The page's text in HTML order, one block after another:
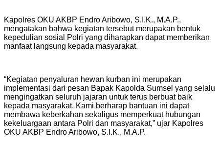
Kapolres OKU AKBP Endro Aribowo, S.I.K., M.A.P.,
mengatakan bahwa kegiatan tersebut merupakan bentuk
kepedulian sosial Polri yang diharapkan dapat memberikan
manfaat langsung kepada masyarakat.
“Kegiatan penyaluran hewan kurban ini merupakan
implementasi dari pesan Bapak Kapolda Sumsel yang selalu
mengingatkan seluruh jajaran untuk terus berbuat baik
kepada masyarakat. Kami berharap bantuan ini dapat
membawa keberkahan sekaligus memperkuat hubungan
kekeluargaan antara Polri dan masyarakat,” ujar Kapolres
OKU AKBP Endro Aribowo, S.I.K., M.A.P.